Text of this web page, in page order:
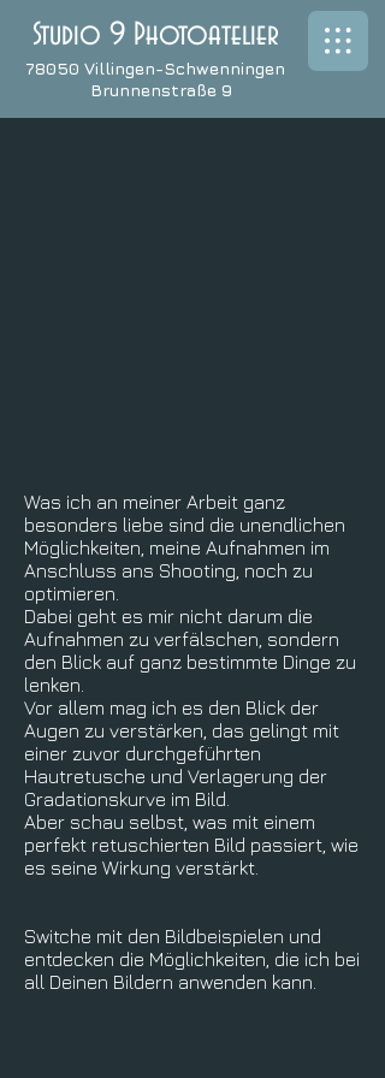
Studio 9 Photoatelier
78050 Villingen-Schwenningen
Brunnenstraße 9
Was ich an meiner Arbeit ganz
besonders liebe sind die unendlichen
Möglichkeiten, meine Aufnahmen im
Anschluss ans Shooting, noch zu
optimieren.
Dabei geht es mir nicht darum die
Aufnahmen zu verfälschen, sondern
den Blick auf ganz bestimmte Dinge zu
lenken.
Vor allem mag ich es den Blick der
Augen zu verstärken, das gelingt mit
einer zuvor durchgeführten
Hautretusche und Verlagerung der
Gradationskurve im Bild.
Aber schau selbst, was mit einem
perfekt retuschierten Bild passiert, wie
es seine Wirkung verstärkt.
Switche mit den Bildbeispielen und
entdecken die Möglichkeiten, die ich bei
all Deinen Bildern anwenden kann.